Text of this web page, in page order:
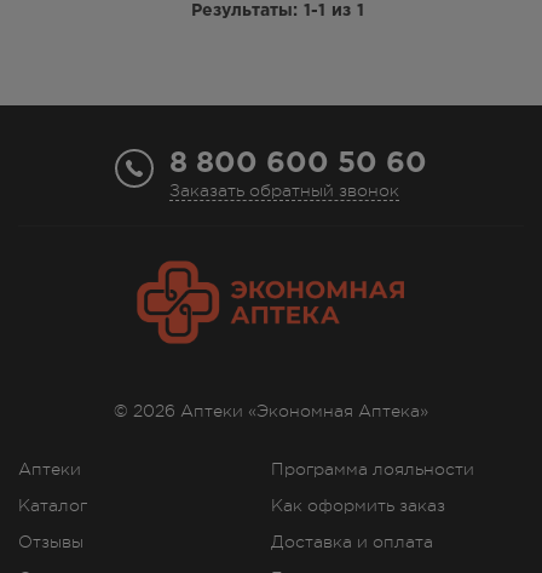
Результаты: 1-1 из 1
8 800 600 50 60
Заказать обратный звонок
Аптеки
Каталог
Отзывы
Программа лояльности
Как оформить заказ
Доставка и оплата
© 2026 Аптеки «Экономная Аптека»